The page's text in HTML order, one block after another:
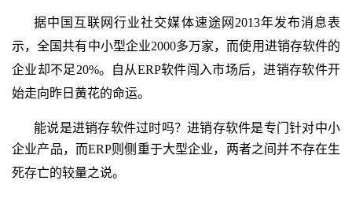
据中国互联网行业社交媒体速途网 2013年发布消息表
示，全国共有中小型企业2000多万家，而使用进销存软件的
企业却不足20%。自从ERP软件闯入市场后，进销存软件开
始走向昨日黄花的命运。
能说是进销存软件过时吗？进销存软件是专门针对中小
企业产品，而ERP则侧重于大型企业，两者之间并不存在生
死存亡的较量之说。